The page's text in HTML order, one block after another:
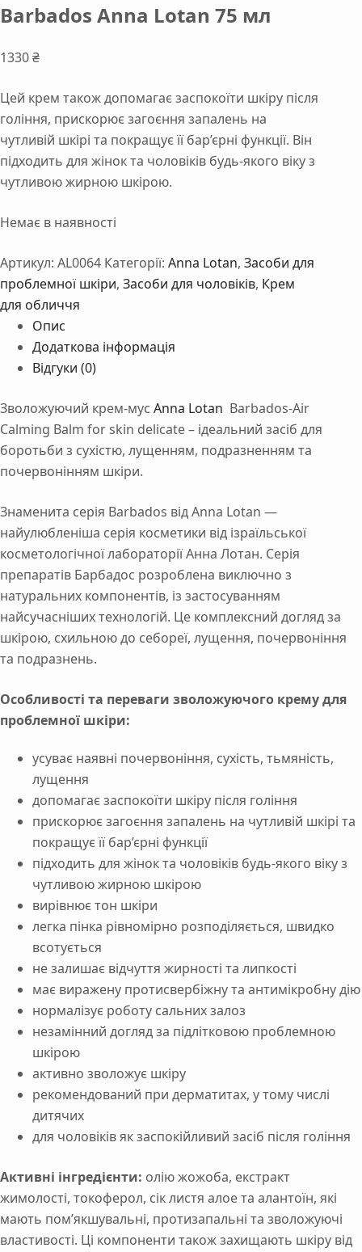
Barbados Anna Lotan 75 мл
1330₴
Цей крем також допомагає заспокоїти шкіру після
гоління, прискорює загоєння запалень на
чутливій шкірі та покращує її бар’єрні функції. Він
підходить для жінок та чоловіків будь-якого віку з
чутливою жирною шкірою.
Немає в наявності
Артикул: AL0064 Категорії: Anna Lotan, Засоби для
проблемної шкіри, Засоби для чоловіків, Крем
для обличчя
Опис
Додаткова інформація
Відгуки (0)
Зволожуючий крем-мус Anna Lotan Barbados-Air
Calming Balm for skin delicate – ідеальний засіб для
боротьби з сухістю, лущенням, подразненням та
почервонінням шкіри.
Знаменита серія Barbados від Anna Lotan —
найулюбленіша серія косметики від ізраїльської
косметологічної лабораторії Анна Лотан. Серія
препаратів Барбадос розроблена виключно з
натуральних компонентів, із застосуванням
найсучасніших технологій. Це комплексний догляд за
шкірою, схильною до себореї, лущення, почервоніння
та подразнень.
Особливості та переваги зволожуючого крему для
проблемної шкіри:
усуває наявні почервоніння, сухість, тьмяність,
лущення
допомагає заспокоїти шкіру після гоління
прискорює загоєння запалень на чутливій шкірі та
покращує її бар’єрні функції
підходить для жінок та чоловіків будь-якого віку з
чутливою жирною шкірою
вирівнює тон шкіри
легка пінка рівномірно розподіляється, швидко
всотується
не залишає відчуття жирності та липкості
має виражену протисвербіжну та антимікробну дію
нормалізує роботу сальних залоз
незамінний догляд за підлітковою проблемною
шкірою
активно зволожує шкіру
рекомендований при дерматитах, у тому числі
дитячих
для чоловіків як заспокійливий засіб після гоління
Активні інгредієнти: олію жожоба, екстракт
жимолості, токоферол, сік листя алое та алантоїн, які
мають пом’якшувальні, протизапальні та зволожуючі
властивості. Ці компоненти також захищають шкіру від